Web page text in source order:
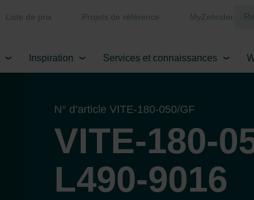
Liste de prix Projets de référence MyZehnder
Inspiration Services et connaissances
N° d’article VITE-180-050/GF
VITE-180-
L490-9016